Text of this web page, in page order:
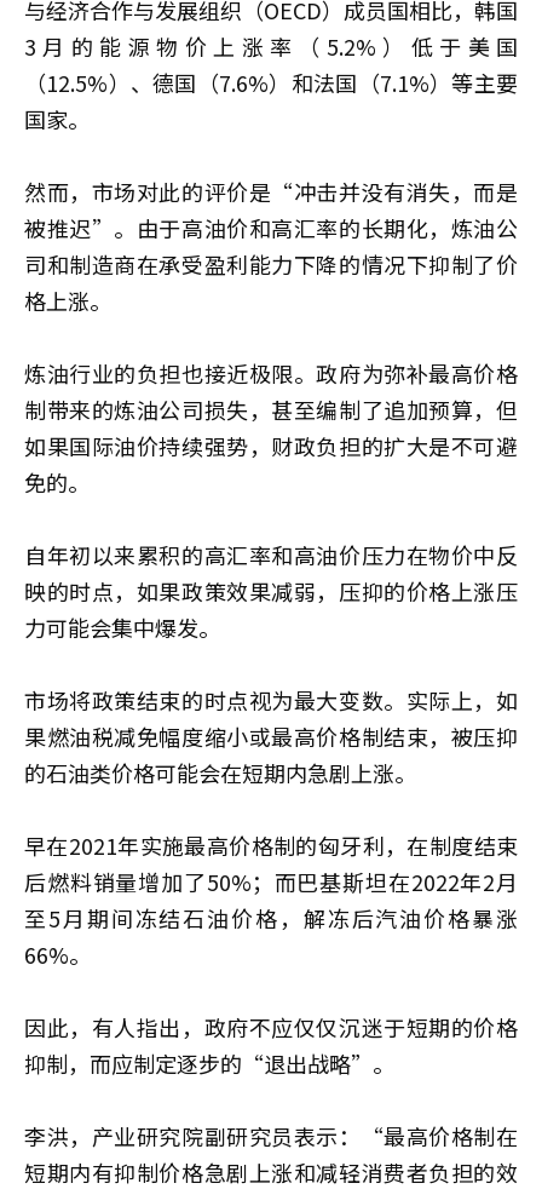
与经济合作与发展组织（OECD）成员国相比，韩国
3月的能源物价上涨率（5.2%）低于美国
（12.5%）、德国（7.6%）和法国（7.1%）等主要
国家。
然而，市场对此的评价是“冲击并没有消失，而是
被推迟”。由于高油价和高汇率的长期化，炼油公
司和制造商在承受盈利能力下降的情况下抑制了价
格上涨。
炼油行业的负担也接近极限。政府为弥补最高价格
制带来的炼油公司损失，甚至编制了追加预算，但
如果国际油价持续强势，财政负担的扩大是不可避
免的。
自年初以来累积的高汇率和高油价压力在物价中反
映的时点，如果政策效果减弱，压抑的价格上涨压
力可能会集中爆发。
市场将政策结束的时点视为最大变数。实际上，如
果燃油税减免幅度缩小或最高价格制结束，被压抑
的石油类价格可能会在短期内急剧上涨。
早在2021年实施最高价格制的匈牙利，在制度结束
后燃料销量增加了50%；而巴基斯坦在2022年2月
至5月期间冻结石油价格，解冻后汽油价格暴涨
66%。
因此，有人指出，政府不应仅仅沉迷于短期的价格
抑制，而应制定逐步的“退出战略”。
李洪，产业研究院副研究员表示：“最高价格制在
短期内有抑制价格急剧上涨和减轻消费者负担的效